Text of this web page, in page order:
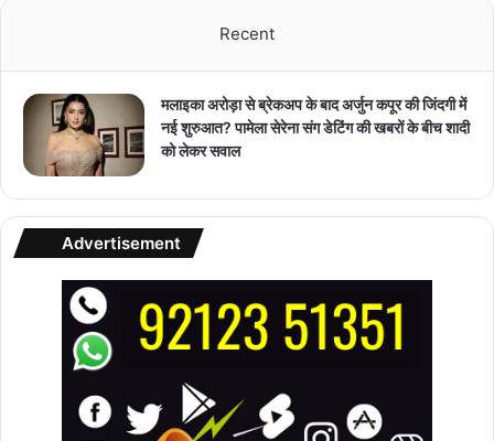
Recent
मलाइका अरोड़ा से ब्रेकअप के बाद अर्जुन कपूर की जिंदगी में
नई शुरुआत? पामेला सेरेना संग डेटिंग की खबरों के बीच शादी
को लेकर सवाल
Advertisement